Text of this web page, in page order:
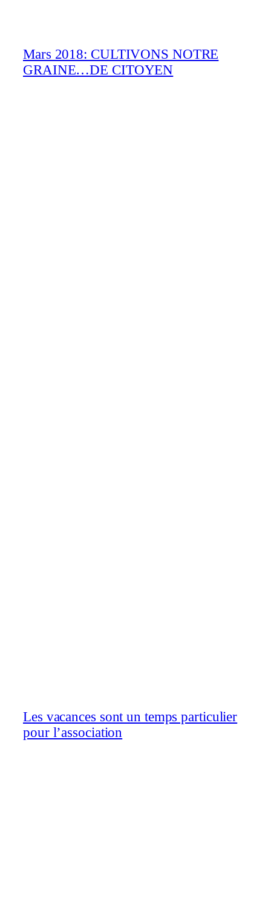
Mars 2018: CULTIVONS NOTRE
GRAINE…DE CITOYEN
Les vacances sont un temps particulier
pour l’association